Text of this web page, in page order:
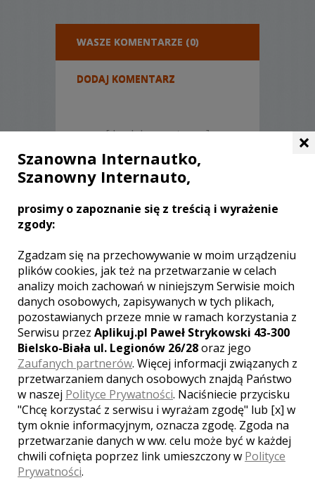
WASZE KOMENTARZE (0)
DODAJ KOMENTARZ
[ brak komentarzy ]
INNE LOSOWE FILMY TEGO
KAMERZYSTY
WYŚWIETLEŃ:1249
KOMENTARZY:0
×
Szanowna Internautko,
Szanowny Internauto,
prosimy o zapoznanie się z treścią i wyrażenie
zgody:
Zgadzam się na przechowywanie w moim urządzeniu
plików cookies, jak też na przetwarzanie w celach
analizy moich zachowań w niniejszym Serwisie moich
danych osobowych, zapisywanych w tych plikach,
pozostawianych przeze mnie w ramach korzystania z
Serwisu przez Aplikuj.pl Paweł Strykowski 43-300
Bielsko-Biała ul. Legionów 26/28oraz jego
Zaufanych partnerów. Więcej informacji związanych z
przetwarzaniem danych osobowych znajdą Państwo
w naszej Polityce Prywatności. Naciśniecie przycisku
"Chcę korzystać z serwisu i wyrażam zgodę" lub [x] w
tym oknie informacyjnym, oznacza zgodę. Zgoda na
przetwarzanie danych w ww. celu może być w każdej
chwili cofnięta poprzez link umieszczony w Polityce
Prywatności.